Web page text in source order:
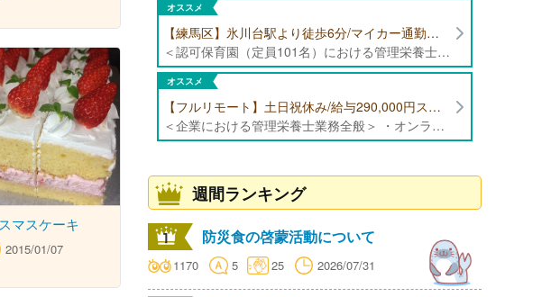
マスケーキ
2015/01/07
オススメ
【練馬区】氷川台駅より徒歩6分/マイカー通勤可能/年間休日120日/賞与高水準 認可保育園（定員101名）にて管理栄養士・栄養士・調理師募集！
＜認可保育園（定員101名）における管理栄養士・栄養士・調理師業務全般＞ ・調理業務全般 ・離乳食、アレルギー除去食対応 ・食育活動
オススメ
【フルリモート】土日祝休み/給与290,000円スタート/残業少なめ 企業にて管理栄養士の募集！
＜企業における管理栄養士業務全般＞ ・オンラインでの栄養指導業務 ・サービス（生活習慣病重症化予防）の品質管理 ・専用アプリを通じたチャットでの栄養指導業務 ※フルリモートにて勤務可能です。 【応募条件】特定保健指導もしくは病院での栄養指導3年以上
週間ランキング
防災食の啓蒙活動について
1170 5 25 2026/07/31